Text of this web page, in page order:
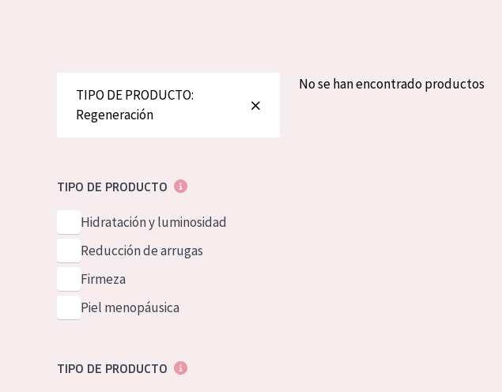
TIPO DE PRODUCTO:
Regeneración
TIPO DE PRODUCTO
Hidratación y luminosidad
Reducción de arrugas
Firmeza
Piel menopáusica
TIPO DE PRODUCTO
No se han encontrado productos